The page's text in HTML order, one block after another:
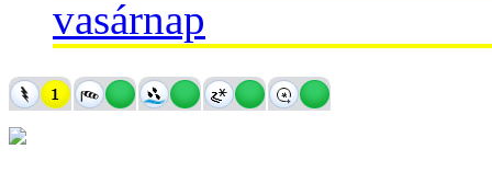
vasárnap